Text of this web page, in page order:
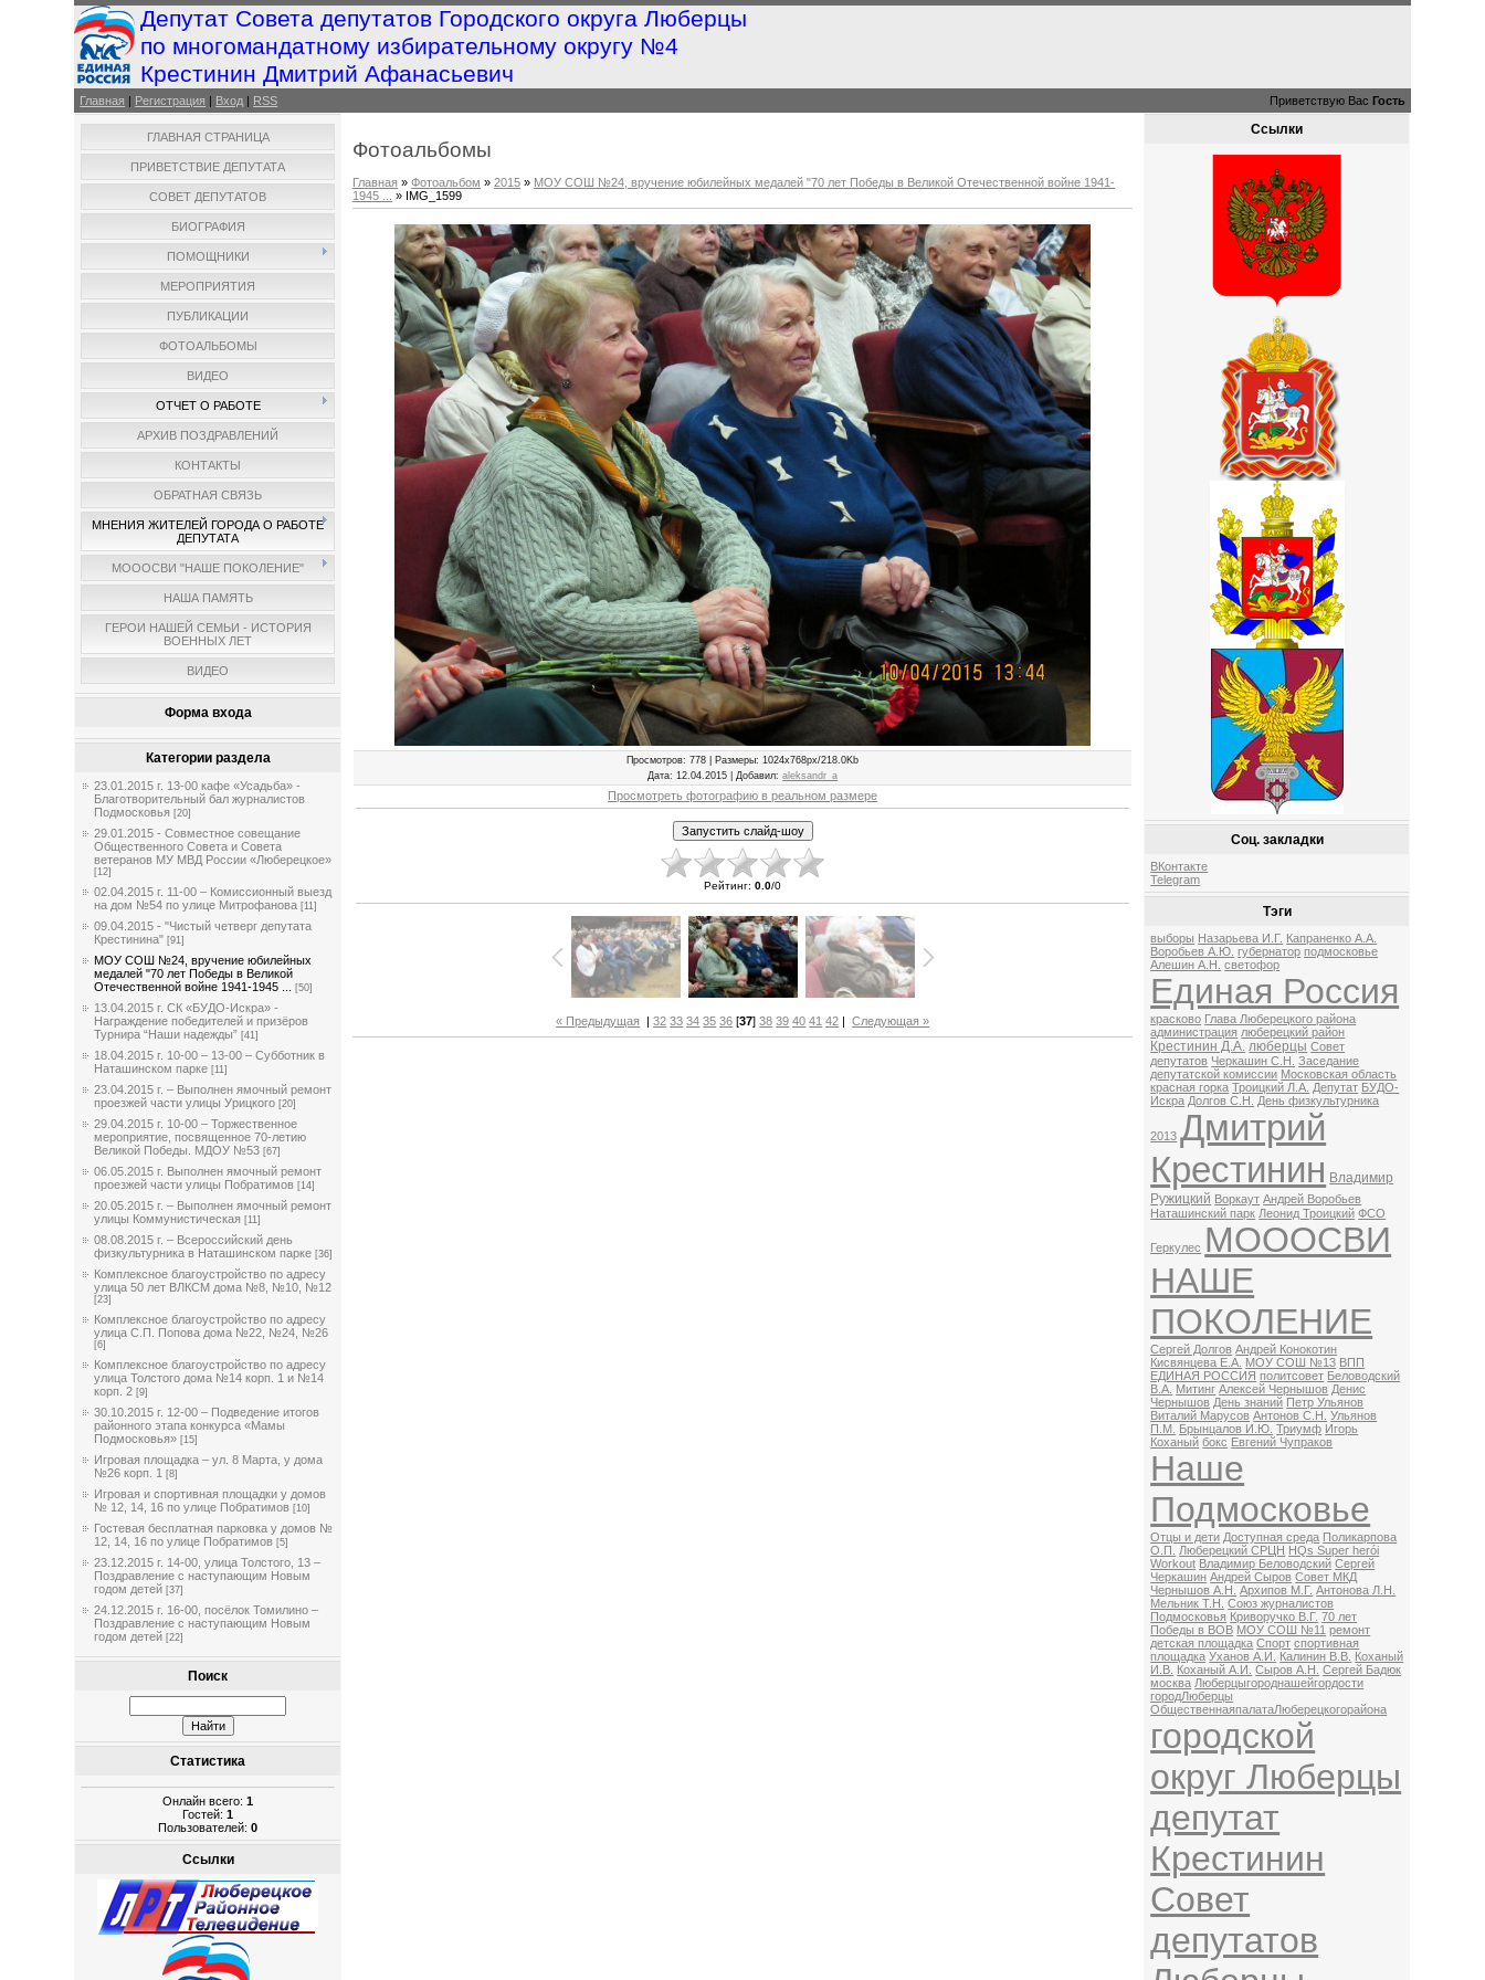
Депутат Совета депутатов Городского округа Люберцы
по многомандатному избирательному округу №4
Крестинин Дмитрий Афанасьевич
Главная | Регистрация | Вход | RSS Приветствую Вас Гость
ГЛАВНАЯ СТРАНИЦА
ПРИВЕТСТВИЕ ДЕПУТАТА
СОВЕТ ДЕПУТАТОВ
БИОГРАФИЯ
ПОМОЩНИКИ
МЕРОПРИЯТИЯ
ПУБЛИКАЦИИ
ФОТОАЛЬБОМЫ
ВИДЕО
ОТЧЕТ О РАБОТЕ
АРХИВ ПОЗДРАВЛЕНИЙ
КОНТАКТЫ
ОБРАТНАЯ СВЯЗЬ
МНЕНИЯ ЖИТЕЛЕЙ ГОРОДА О РАБОТЕ
ДЕПУТАТА
МОООСВИ "НАШЕ ПОКОЛЕНИЕ"
НАША ПАМЯТЬ
ГЕРОИ НАШЕЙ СЕМЬИ - ИСТОРИЯ
ВОЕННЫХ ЛЕТ
ВИДЕО
Форма входа
Категории раздела
23.01.2015 г. 13-00 кафе «Усадьба» -
Благотворительный бал журналистов
Подмосковья [20]
29.01.2015 - Совместное совещание
Общественного Совета и Совета
ветеранов МУ МВД России «Люберецкое»
[12]
02.04.2015 г. 11-00 – Комиссионный выезд
на дом №54 по улице Митрофанова [11]
09.04.2015 - "Чистый четверг депутата
Крестинина" [91]
МОУ СОШ №24, вручение юбилейных
медалей "70 лет Победы в Великой
Отечественной войне 1941-1945 ...
[50]
13.04.2015 г. СК «БУДО-Искра» -
Награждение победителей и призёров
Турнира “Наши надежды” [41]
18.04.2015 г. 10-00 – 13-00 – Субботник в
Наташинском парке [11]
23.04.2015 г. – Выполнен ямочный ремонт
проезжей части улицы Урицкого [20]
29.04.2015 г. 10-00 – Торжественное
мероприятие, посвященное 70-летию
Великой Победы. МДОУ №53 [67]
06.05.2015 г. Выполнен ямочный ремонт
проезжей части улицы Побратимов [14]
20.05.2015 г. – Выполнен ямочный ремонт
улицы Коммунистическая [11]
08.08.2015 г. – Всероссийский день
физкультурника в Наташинском парке [36]
Комплексное благоустройство по адресу
улица 50 лет ВЛКСМ дома №8, №10, №12
[23]
Комплексное благоустройство по адресу
улица С.П. Попова дома №22, №24, №26
[6]
Комплексное благоустройство по адресу
улица Толстого дома №14 корп. 1 и №14
корп. 2 [9]
30.10.2015 г. 12-00 – Подведение итогов
районного этапа конкурса «Мамы
Подмосковья» [15]
Игровая площадка – ул. 8 Марта, у дома
№26 корп. 1 [8]
Игровая и спортивная площадки у домов
№ 12, 14, 16 по улице Побратимов [10]
Гостевая бесплатная парковка у домов №
12, 14, 16 по улице Побратимов [5]
23.12.2015 г. 14-00, улица Толстого, 13 –
Поздравление с наступающим Новым
годом детей [37]
24.12.2015 г. 16-00, посёлок Томилино –
Поздравление с наступающим Новым
годом детей [22]
Поиск
Статистика
Онлайн всего:1
Гостей:1
Пользователей:0
Ссылки
Фотоальбомы
Главная »Фотоальбом »2015 » МОУ СОШ №24, вручение юбилейных медалей "70 лет Победы в Великой Отечественной войне 1941-
1945 ...
» IMG_1599
Просмотров: 778 | Размеры: 1024x768px/218.0Kb
Дата: 12.04.2015 | Добавил:aleksandr_a
Просмотреть фотографию в реальном размере
Рейтинг: 0.0/0
« Предыдущая |32 33 34 35 36 [37]38 39 40 41 42 |Следующая »
Ссылки
Соц. закладки
ВКонтакте
Telegram
Тэги
выборы Назарьева И.Г. Капраненко А.А.
Воробьев А.Ю. губернатор подмосковье
Алешин А.Н.
светофор
Единая Россия
красково Глава Люберецкого района
администрация люберецкий район
Крестинин Д.А. люберцы Совет
депутатов Черкашин С.Н.
Заседание
депутатской комиссии Московская область
красная горка Троицкий Л.А. Депутат БУДО-
Искра Долгов С.Н. День физкультурника
2013 Дмитрий
Крестинин Владимир
Ружицкий Воркаут Андрей Воробьев
Наташинский парк Леонид Троицкий ФСО
Геркулес МОООСВИ
НАШЕ
ПОКОЛЕНИЕ
Сергей Долгов Андрей Конокотин
Кисвянцева Е.А. МОУ СОШ №13 ВПП
ЕДИНАЯ РОССИЯ политсовет Беловодский
В.А. Митинг Алексей Чернышов Денис
Чернышов День знаний Петр Ульянов
Виталий Марусов Антонов С.Н.
Ульянов
П.М. Брынцалов И.Ю. Триумф Игорь
Коханый бокс Евгений Чупраков
Наше
Подмосковье
Отцы и дети Доступная среда Поликарпова
О.П.
Люберецкий СРЦН HQs Super herói
Workout Владимир Беловодский Сергей
Черкашин Андрей Сыров Совет МКД
Чернышов А.Н.
Архипов М.Г. Антонова Л.Н.
Мельник Т.Н.
Союз журналистов
Подмосковья Криворучко В.Г. 70 лет
Победы в ВОВ МОУ СОШ №11 ремонт
детская площадка Спорт спортивная
площадка Уханов А.И. Калинин В.В. Коханый
И.В. Коханый А.И. Сыров А.Н.
Сергей Бадюк
москва Люберцыгороднашейгордости
городЛюберцы
ОбщественнаяпалатаЛюберецкогорайона
городской
округ Люберцы
депутат
Крестинин
Совет
депутатов